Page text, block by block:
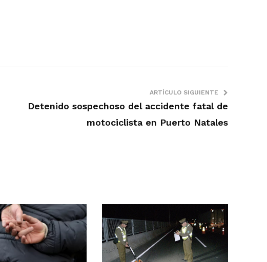
ARTÍCULO SIGUIENTE
Detenido sospechoso del accidente fatal de
motociclista en Puerto Natales